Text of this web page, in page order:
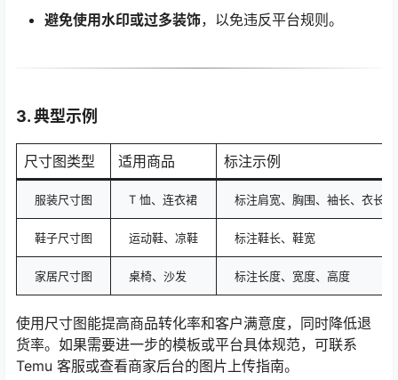
避免使用水印或过多装饰，以免违反平台规则。
3. 典型示例
尺寸图类型 适用商品 标注示例
服装尺寸图 T 恤、连衣裙 标注肩宽、胸围、袖长、衣长
鞋子尺寸图 运动鞋、凉鞋 标注鞋长、鞋宽
家居尺寸图 桌椅、沙发 标注长度、宽度、高度
使用尺寸图能提高商品转化率和客户满意度，同时降低退
货率。如果需要进一步的模板或平台具体规范，可联系
Temu 客服或查看商家后台的图片上传指南。